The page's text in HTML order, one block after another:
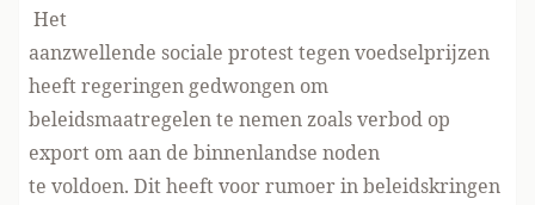
Het
aanzwellende sociale protest tegen voedselprijzen
heeft regeringen gedwongen om
beleidsmaatregelen te nemen zoals verbod op
export om aan de binnenlandse noden
te voldoen. Dit heeft voor rumoer in beleidskringen